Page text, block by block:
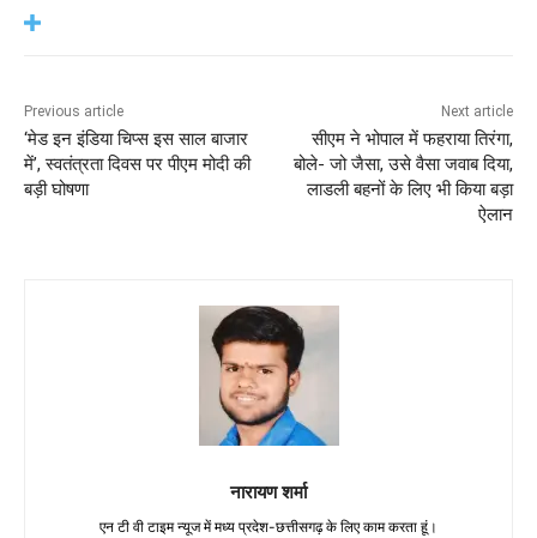
Previous article
‘मेड इन इंडिया चिप्स इस साल बाजार
में’, स्वतंत्रता दिवस पर पीएम मोदी की
बड़ी घोषणा
Next article
सीएम ने भोपाल में फहराया तिरंगा,
बोले- जो जैसा, उसे वैसा जवाब दिया,
लाडली बहनों के लिए भी किया बड़ा
ऐलान
नारायण शर्मा
एन टी वी टाइम न्यूज में मध्य प्रदेश-छत्तीसगढ़ के लिए काम करता हूं।